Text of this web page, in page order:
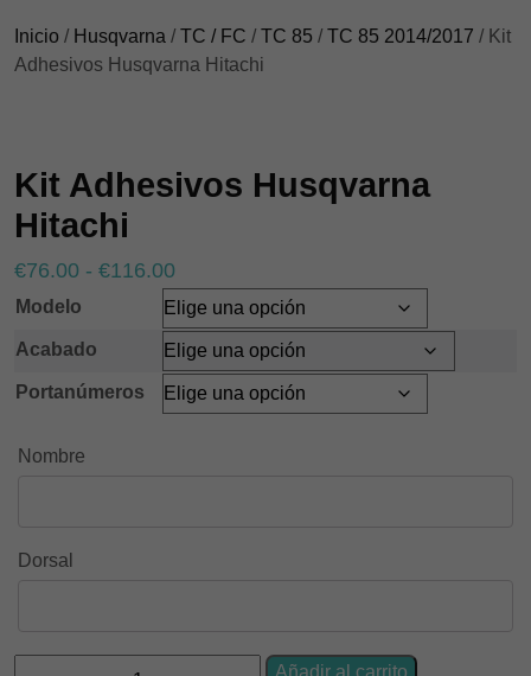
Inicio / Husqvarna / TC / FC / TC 85 / TC 85 2014/2017 / Kit
Adhesivos Husqvarna Hitachi
Kit Adhesivos Husqvarna
Hitachi
€76.00 - €116.00
de
precios:
desde
€76.00
Modelo
Acabado
Portanúmeros
Nombre
Dorsal
Añadir al carrito